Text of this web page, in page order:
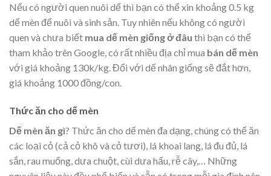
Nếu có người quen nuôi dế thì bạn có thể xin khoảng 0.5 kg
dế mèn để nuôi và sinh sản. Tuy nhiên nếu không có người
quen và chưa biết mua dế mèn giống ở đâu thì bạn có thể
tham khảo trên Google, có rất nhiều địa chỉ mua bán dế mèn
với giá khoảng 130k/kg. Đối với dế nhân giống sẽ đắt hơn,
giá khoảng 1000 đồng/con.
Thức ăn cho dế mèn
Dế mèn ăn gì? Thức ăn cho dế mèn đa dạng, chúng có thể ăn
các loại cỏ (cả cỏ khô và cỏ tươi), lá khoai lang, lá đu đủ, lá
sắn, rau muống, dưa chuột, cùi dưa hấu, rễ cây,… Những